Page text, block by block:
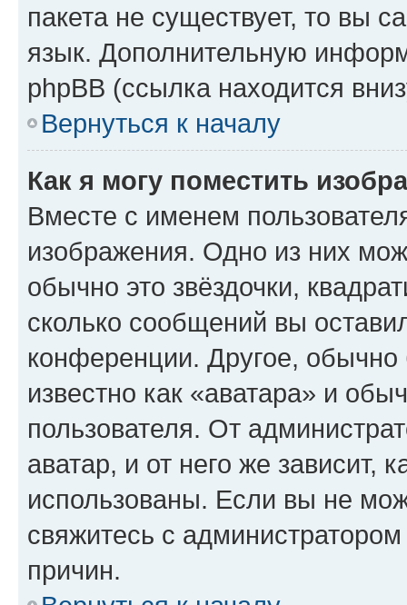
пакета не существует, то вы
язык. Дополнительную
phpBB (ссылка находится
Вернуться к началу
Как я могу поместить
Вместе с именем
изображения. Одно из них
обычно это звёздочки,
сколько сообщений вы
конференции. Другое,
известно как «аватара» и
пользователя. От
аватар, и от него же зависит,
использованы. Если вы не
свяжитесь с
причин.